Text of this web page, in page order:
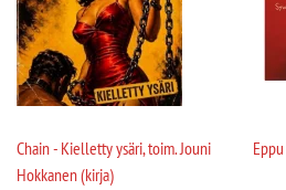
Chain - Kielletty ysäri, toim. Jouni
Hokkanen (kirja)